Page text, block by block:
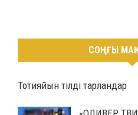
СОҢҒЫ
Тотияйын тілді тарландар